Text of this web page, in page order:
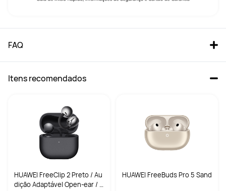
FAQ
Itens recomendados
HUAWEI FreeClip 2 Preto / Au
dição Adaptável Open-ear / 9
HUAWEI FreeBuds Pro 5 Sand